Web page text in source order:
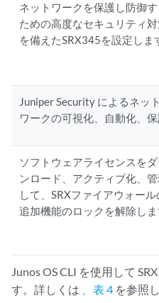
ネットワークを保護し防御す
ための高度なセキュリティ
を備えたSRX345を設定しま
Juniper Security によるネット
ワークの可視化、自動化、
ソフトウェアライセンスをダ
ンロード、アクティブ化、
して、SRXファイアウォール
追加機能のロックを解除し
Junos OS CLI を使用して
す。詳しくは
、表 4 を参照